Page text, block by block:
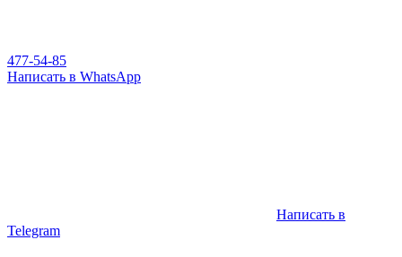
477-54-85
Написать в WhatsApp
Написать в
Telegram